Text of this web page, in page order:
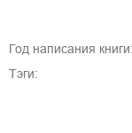
Год написания книги:
Тэги: